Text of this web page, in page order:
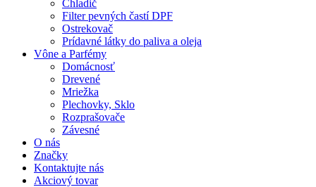
Chladič
Filter pevných častí DPF
Ostrekovač
Prídavné látky do paliva a oleja
Vône a Parfémy
Domácnosť
Drevené
Mriežka
Plechovky, Sklo
Rozprašovače
Závesné
O nás
Značky
Kontaktujte nás
Akciový tovar